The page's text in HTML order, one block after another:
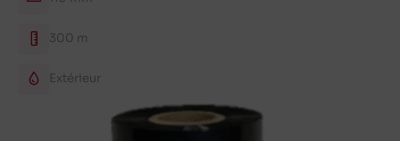
300 m
Extérieur